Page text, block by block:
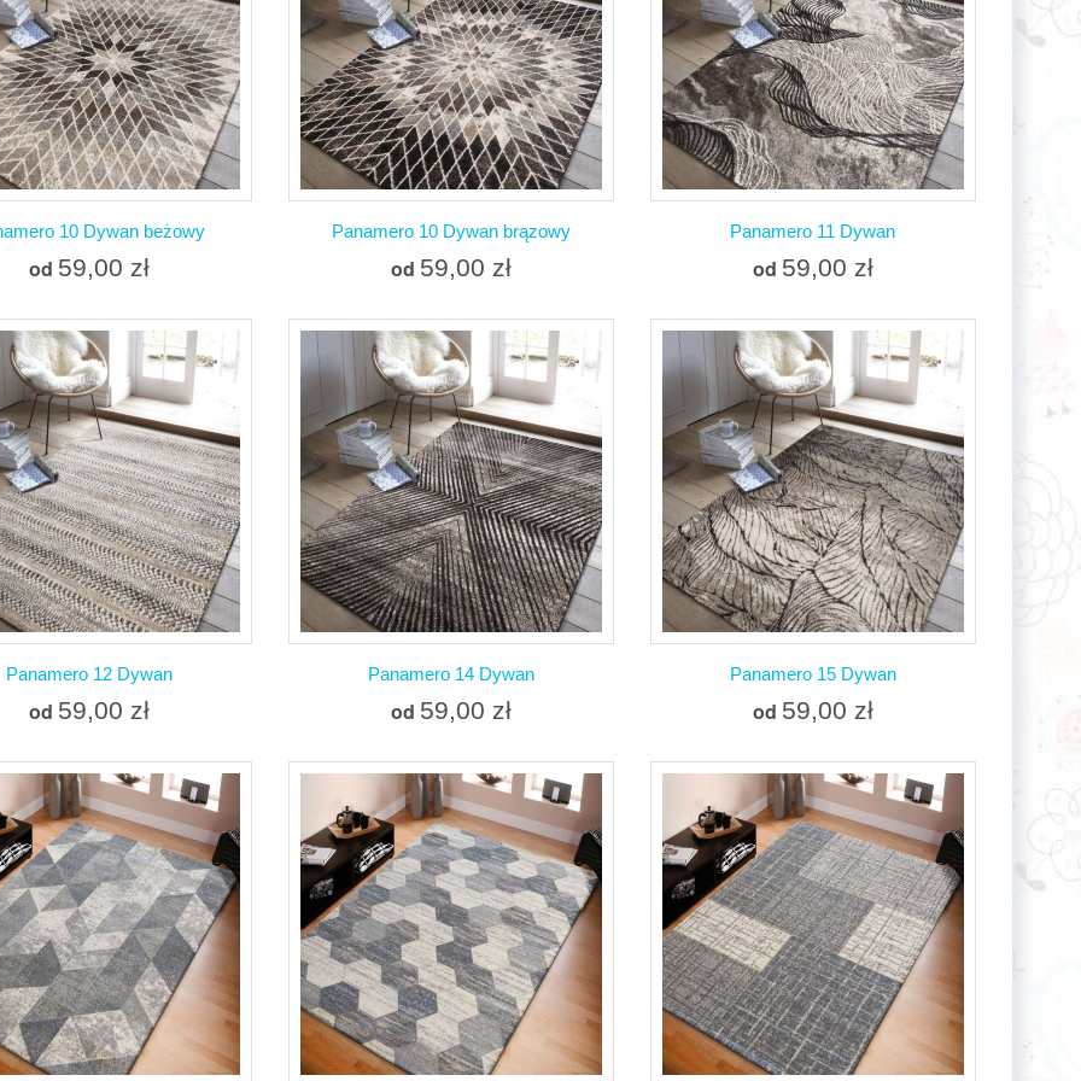
Dodaj do porównania
Dodaj do porównania
Dodaj do porównania
10 Dywan beżowy
od 59,00 zł
Więcej
W magazynie
Dodaj do porównania
Panamero 10 Dywan brązowy
od 59,00 zł
Więcej
W magazynie
Dodaj do porównania
Panamero 11 Dywan
od 59,00 zł
Więcej
W magazynie
Dodaj do porównania
Panamero 12 Dywan
od 59,00 zł
Więcej
W magazynie
Dodaj do porównania
Panamero 14 Dywan
od 59,00 zł
Więcej
W magazynie
Dodaj do porównania
Panamero 15 Dywan
od 59,00 zł
Więcej
W magazynie
Dodaj do porównania